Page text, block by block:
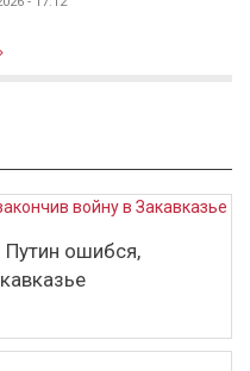
Путин ошибся,